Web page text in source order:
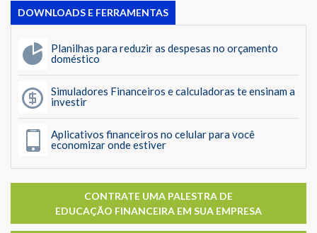
DOWNLOADS E FERRAMENTAS
Planilhas para reduzir as despesas no orçamento
doméstico
Simuladores Financeiros e calculadoras te ensinam a
investir
Aplicativos financeiros no celular para você
economizar onde estiver
CONTRATE UMA PALESTRA DE
EDUCAÇÃO FINANCEIRA EM SUA EMPRESA